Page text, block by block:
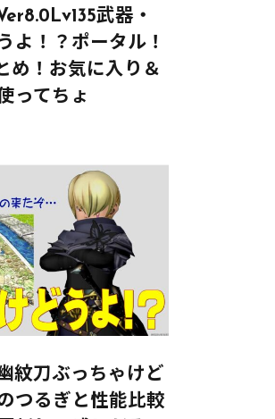
武器・
よ！？ポータル！
め！お気に入り＆
ってちょ
紋刀ぶっちゃけど
つるぎと性能比較